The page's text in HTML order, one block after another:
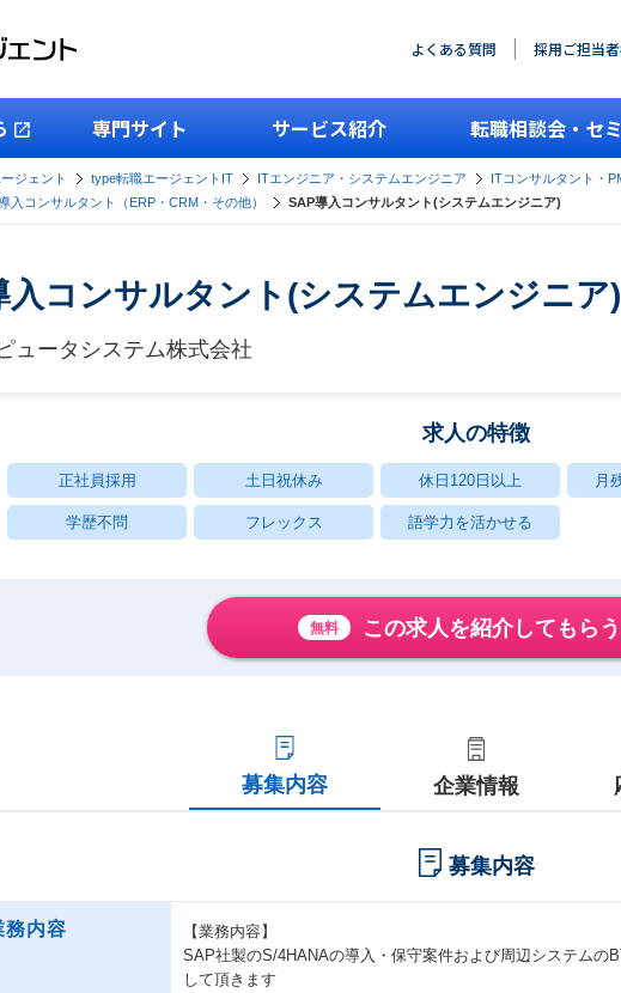
よくある質問 採用ご担当
専門サイト サービス紹介 転職相談会・セ
ジェント type転職エージェントIT ITエンジニア・システムエンジニア
ITコンサルタント・
入コンサルタント（ERP・CRM・その他）
SAP導入コンサルタント(システムエンジニア)
入コンサルタント(システムエンジニア)
ュータシステム株式会社
求人の特徴
正社員採用 土日祝休み 休日120日以上 月
学歴不問 フレックス 語学力を活かせる
無料 この求人を紹介してもらう
募集内容 企業情報
募集内容
務内容
【業務内容】
SAP社製のS/4HANAの導入・保守案件および周辺システム
して頂きます